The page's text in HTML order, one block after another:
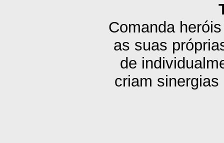
Comanda
as suas
de
criam